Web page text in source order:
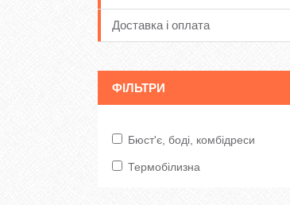
Доставка і оплата
ФІЛЬТРИ
Бюст'є, боді, комбідреси
Термобілизна